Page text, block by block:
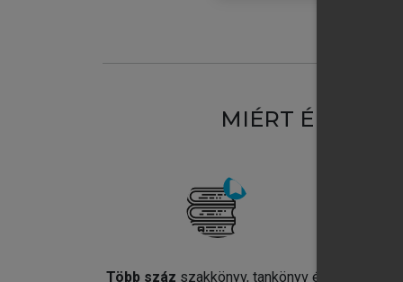
MIÉRT
Több száz szakkönyv, tankönyv és